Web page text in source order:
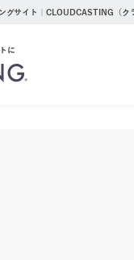
グサイト｜CLOUDCASTING（ク
に